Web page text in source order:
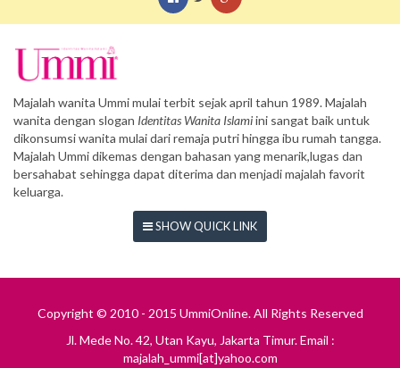
Majalah wanita Ummi mulai terbit sejak april tahun 1989. Majalah
wanita dengan slogan Identitas Wanita Islamiini sangat baik untuk
dikonsumsi wanita mulai dari remaja putri hingga ibu rumah tangga.
Majalah Ummi dikemas dengan bahasan yang menarik,lugas dan
bersahabat sehingga dapat diterima dan menjadi majalah favorit
keluarga.
SHOW QUICK LINK
Copyright © 2010 - 2015 UmmiOnline. All Rights Reserved
Jl. Mede No. 42, Utan Kayu, Jakarta Timur. Email :
majalah_ummi[at]yahoo.com